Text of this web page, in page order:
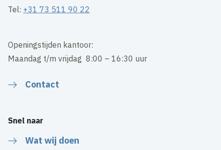
Tel: +31 73 511 90 22
Openingstijden kantoor:
Maandag t/m vrijdag 8:00 – 16:30 uur
Contact
Snel naar
Wat wij doen